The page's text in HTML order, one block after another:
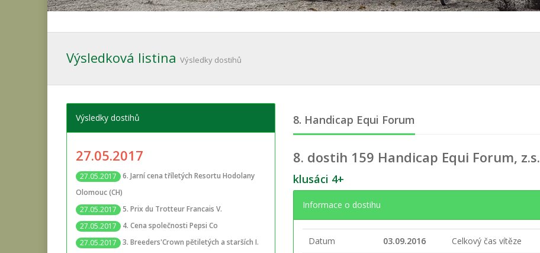
Výsledková listina Výsledky dostihů
8. Handicap Equi Forum
8. dostih 159 Handicap Equi Forum, z.s.
klusáci 4+
Informace o dostihu
Datum 03.09.2016 Celkový čas vítěze
Výsledky dostihů
27.05.2017
27.05.2017
6. Jarní cena tříletých Resortu Hodolany
Olomouc (CH)
27.05.2017
5. Prix du Trotteur Francais V.
27.05.2017
4. Cena společnosti Pepsi Co
27.05.2017
3. Breeders'Crown pětiletých a starších I.